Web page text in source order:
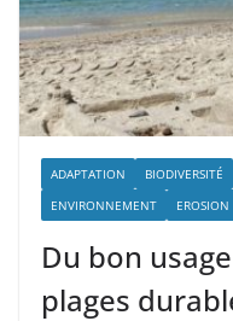
ADAPTATION BIODIVERSITÉ
ENVIRONNEMENT
EROSION
Du bon
plages